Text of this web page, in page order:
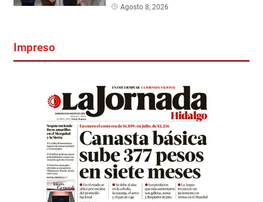
Agosto 8, 2026
Impreso